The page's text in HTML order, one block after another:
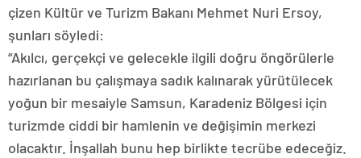
çizen Kültür ve Turizm Bakanı Mehmet Nuri Ersoy,
şunları söyledi:
“Akılcı, gerçekçi ve gelecekle ilgili doğru öngörülerle
hazırlanan bu çalışmaya sadık kalınarak yürütülecek
yoğun bir mesaiyle Samsun, Karadeniz Bölgesi için
turizmde ciddi bir hamlenin ve değişimin merkezi
olacaktır. İnşallah bunu hep birlikte tecrübe edeceğiz.